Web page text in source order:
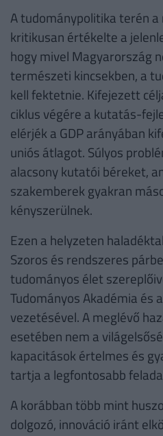
A tudománypolitika terén
kritikusan értékelte a
hogy mivel Magyarország
természeti kincsekben, a
kell fektetnie. Kifejezett
ciklus végére a kutatás-
elérjék a GDP arányában
uniós átlagot. Súlyos
alacsony kutatói béreket,
szakemberek gyakran
kényszerülnek.
Ezen a helyzeten
Szoros és rendszeres
tudományos élet
Tudományos Akadémia és
vezetésével. A meglévő
esetében nem a
kapacitások értelmes és
tartja a legfontosabb
A korábban több mint
dolgozó, innováció iránt